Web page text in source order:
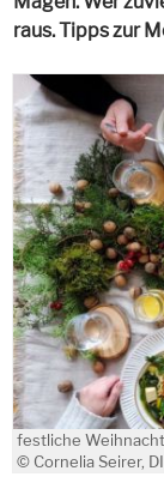
raus. Tipps zur
festliche
© Cornelia Seirer,